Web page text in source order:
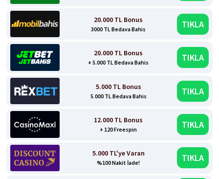
20.000 TL Bonus
3000 TL Bedava Bahis TIKLA
20.000 TL Bonus
+ 5.000 TL Bedava Bahis TIKLA
5.000 TL Bonus
5.000 TL Bedava Bahis TIKLA
12.000 TL Bonus
+ 120 Freespin TIKLA
5.000 TL'ye Varan
%100 Nakit İade! TIKLA